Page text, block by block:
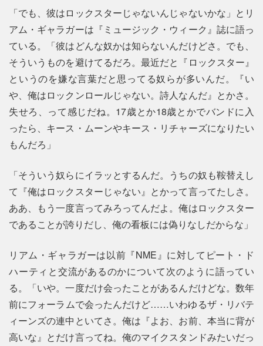
「でも、彼はロックスターじゃないんじゃないかな」とリ
アム・ギャラガーは『ミュージック・ウィーク』誌に語っ
ている。「彼はどんな奴かは知らないんだけどさ。でも、
そういうものを避けてるだろ。最近だと『ロックスター』
というのを嫌な言葉だと思ってる奴らが多いんだ。『い
や、俺はロックンロールじゃない。詩人なんだ』とかさ。
失せろ、って感じだね。17歳とか18歳とかでバンドに入
ったら、キース・ムーンやキース・リチャーズになりたい
もんだろ」
「そういう奴らにイラッとするんだ。うちの奴も鞍替えし
て『俺はロックスターじゃない』とかって言ってたしさ。
ああ、もう一度言ってみろってんだよ。俺はロックスター
であることが誇りだし、俺の看板には偽りなしだからな」
リアム・ギャラガーは以前『NME』に対してピート・ド
ハーティと交流があるのかについて次のように語ってい
る。「いや。一度だけ会ったことがあるんだけどな。数年
前にフォーラムで会ったんだけど……いわゆるザ・リバテ
ィーンズの連中といてさ。俺は『よお、お前、本当に背が
高いな』とだけ言ってね。俺のマイクスタンドみたいだっ